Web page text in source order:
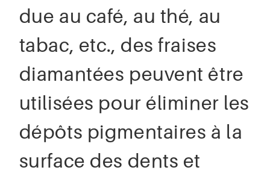
due au café, au thé, au
tabac, etc., des fraises
diamantées peuvent être
utilisées pour éliminer les
dépôts pigmentaires à la
surface des dents et